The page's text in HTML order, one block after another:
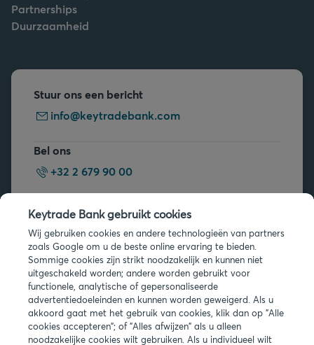
Partnerships
Duurzaamheid
Stuur ons een bericht
info@keytradebank.com
Bel ons
+32 2 679 90 00
Vragen?
Veelgestelde vragen
Juridische info
Keytrade Bank gebruikt cookies
Wij gebruiken cookies en andere technologieën van partners
zoals Google om u de beste online ervaring te bieden.
Sommige cookies zijn strikt noodzakelijk en kunnen niet
uitgeschakeld worden; andere worden gebruikt voor
functionele, analytische of gepersonaliseerde
advertentiedoeleinden en kunnen worden geweigerd. Als u
akkoord gaat met het gebruik van cookies, klik dan op "Alle
cookies accepteren"; of "Alles afwijzen" als u alleen
noodzakelijke cookies wilt gebruiken. Als u individueel wilt